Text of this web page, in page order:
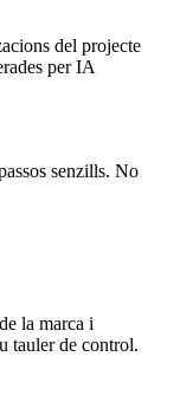
del projecte
per IA
senzills. No
la marca i
tauler de control.